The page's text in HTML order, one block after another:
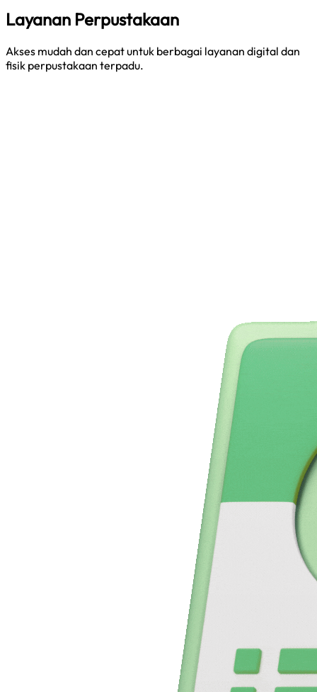
Layanan Perpustakaan
Akses mudah dan cepat untuk berbagai layanan digital dan
fisik perpustakaan terpadu.